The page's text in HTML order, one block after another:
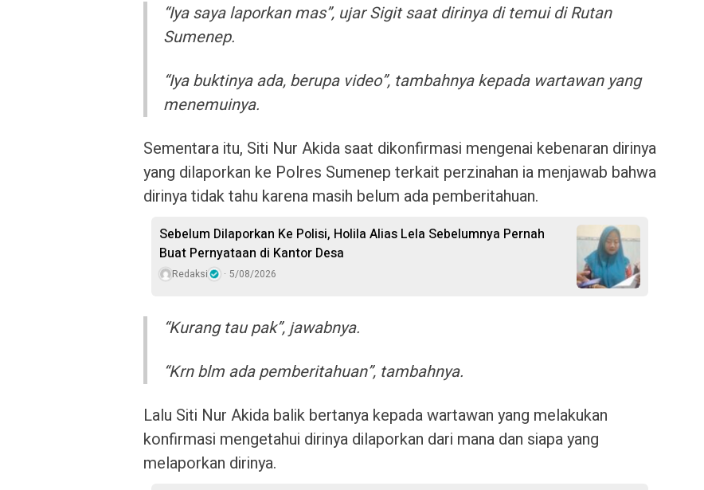
“Iya saya laporkan mas”, ujar Sigit saat dirinya di temui di Rutan
Sumenep.
“Iya buktinya ada, berupa video”, tambahnya kepada wartawan yang
menemuinya.
Sementara itu, Siti Nur Akida saat dikonfirmasi mengenai kebenaran dirinya
yang dilaporkan ke Polres Sumenep terkait perzinahan ia menjawab bahwa
dirinya tidak tahu karena masih belum ada pemberitahuan.
Sebelum Dilaporkan Ke Polisi, Holila Alias Lela Sebelumnya Pernah
Buat Pernyataan di Kantor Desa
Redaksi 5/08/2026
“Kurang tau pak”, jawabnya.
“Krn blm ada pemberitahuan”, tambahnya.
Lalu Siti Nur Akida balik bertanya kepada wartawan yang melakukan
konfirmasi mengetahui dirinya dilaporkan dari mana dan siapa yang
melaporkan dirinya.